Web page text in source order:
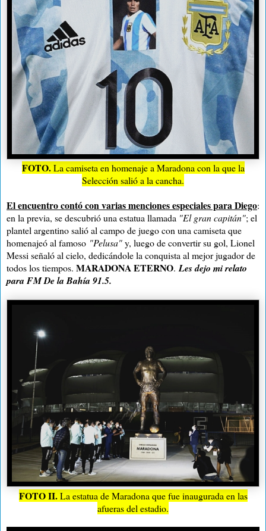
FOTO.La camiseta en homenaje a Maradona con la que la
Selección salió a la cancha.
El encuentro contó con varias menciones especiales para Diego:
en la previa, se descubrió una estatua llamada "El gran capitán"; el
plantel argentino salió al campo de juego con una camiseta que
homenajeó al famoso "Pelusa"y, luego de convertir su gol, Lionel
Messi señaló al cielo, dedicándole la conquista al mejor jugador de
todos los tiempos. MARADONA ETERNO. Les dejo mi relato
para FM De la Bahía 91.5.
FOTO II.La estatua de Maradona que fue inaugurada en las
afueras del estadio.